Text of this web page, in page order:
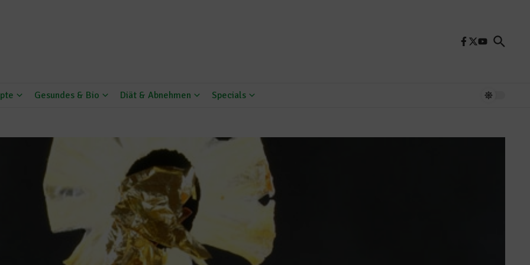
Gesundes & Bio Diät & Abnehmen Specials